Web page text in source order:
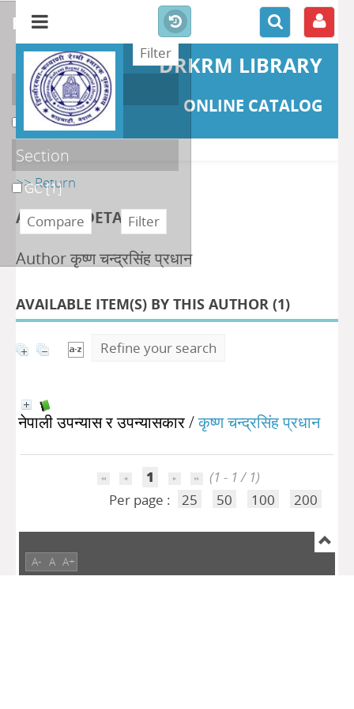
DRKRM LIBRARY
ONLINE CATALOG
>> Return
AUTHOR DETAILS
Author कृष्ण चन्द्रसिंह प्रधान
AVAILABLE ITEM(S) BY THIS AUTHOR (1)
Refine your search
नेपाली उपन्यास र उपन्यासकार/कृष्ण चन्द्रसिंह प्रधान
1
(1 - 1 / 1)
Per page :
25 50 100 200
refine or compare
Localisation
DKRML[1]
Section
GC[1]
A- A A+